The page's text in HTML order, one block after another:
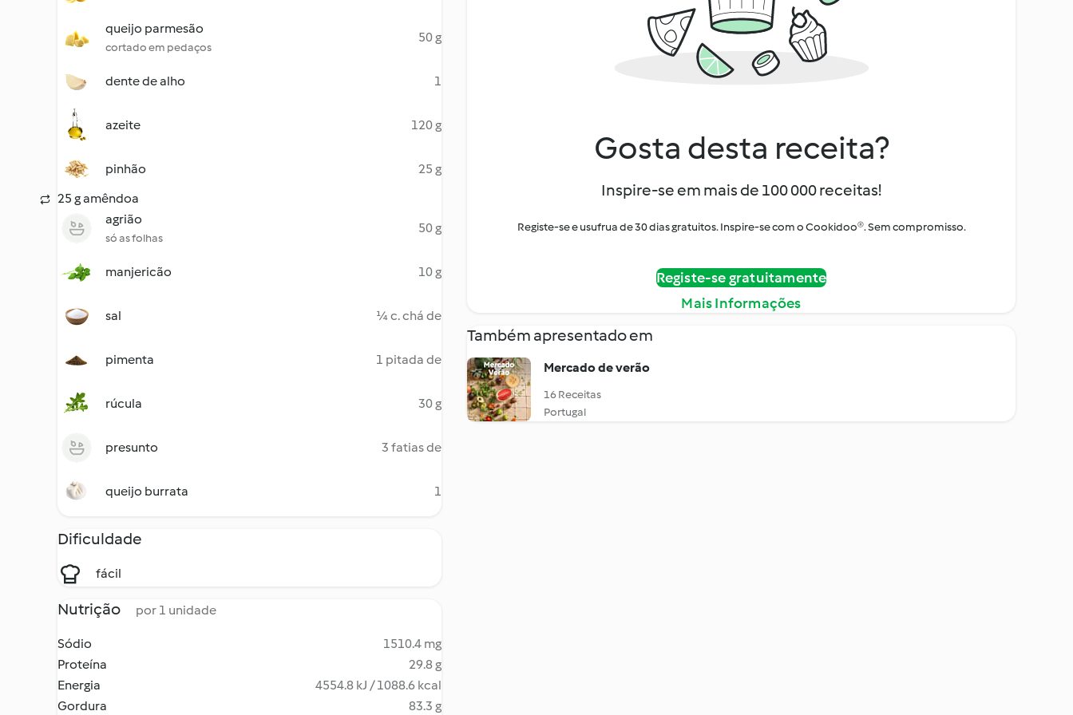
queijo parmesão
cortado em pedaços
50 g
dente de alho 1
azeite 120 g
pinhão
25 g
25 g amêndoa
agrião
só as folhas
50 g
manjericão 10 g
sal ¼ c. chá de
pimenta 1 pitada de
rúcula 30 g
presunto 3 fatias de
queijo burrata 1
Dificuldade
fácil
Nutrição por 1 unidade
Sódio
1510.4 mg
Proteína
29.8 g
Energia
4554.8 kJ / 1088.6 kcal
Gordura
83.3 g
Gosta desta receita?
Inspire-se em mais de 100 000 receitas!
Registe-se e usufrua de 30 dias gratuitos. Inspire-se com o Cookidoo®. Sem compromisso.
Registe-se gratuitamente
Mais Informações
Também apresentado em
Mercado de verão
16 Receitas
Portugal